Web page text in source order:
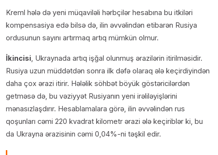
Kreml hələ də yeni müqaviləli hərbçilər hesabına bu itkiləri
kompensasiya edə bilsə də, ilin əvvəlindən etibarən Rusiya
ordusunun sayını artırmaq artıq mümkün olmur.
İkincisi , Ukraynada artıq işğal olunmuş ərazilərin itirilməsidir.
Rusiya uzun müddətdən sonra ilk dəfə olaraq ələ keçirdiyindən
daha çox ərazi itirir. Hələlik söhbət böyük göstəricilərdən
getməsə də, bu vəziyyət Rusiyanın yeni irəliləyişlərini
mənasızlaşdırır. Hesablamalara görə, ilin əvvəlindən rus
qoşunları cəmi 220 kvadrat kilometr ərazi ələ keçiriblər ki, bu
da Ukrayna ərazisinin cəmi 0,04%-ni təşkil edir.